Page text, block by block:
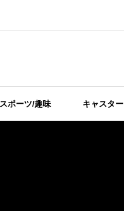
スポーツ/趣味 キャスター